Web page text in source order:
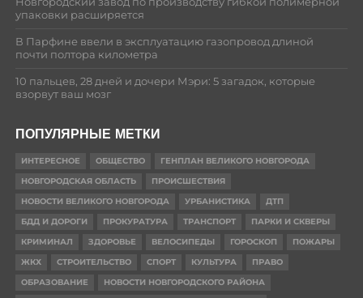
упаковки расширяется
В Парфине ввели в эксплуатацию газопровод длиной
почти полтора километра
10 пальцев, 28 дней и дочери Мэри: 5 загадок, которые
взорвут ваш мозг
ПОПУЛЯРНЫЕ МЕТКИ
ИНТЕРЕСНОЕ ОБЩЕСТВО
ГЕНПЛАН ВЕЛИКОГО НОВГОРОДА
НОВГОРОДСКАЯ ОБЛАСТЬ
ПРОИСШЕСТВИЯ
НОВОСТИ ВЕЛИКОГО НОВГОРОДА
УРБАНИСТИКА
ДТП
БДД И ДОРОГИ
ПРОКУРАТУРА ТРАНСПОРТ
ПАРКИ И СКВЕРЫ
КРИМИНАЛ
ЗДОРОВЬЕ ВЕЛОСИПЕДЫ ГОРОСКОП
ПОЖАРЫ
ЖКХ
СТРОИТЕЛЬСТВО СПОРТ КУЛЬТУРА
ПРАВО
ОБРАЗОВАНИЕ
НОВОСТИ НОВГОРОДСКОГО РАЙОНА